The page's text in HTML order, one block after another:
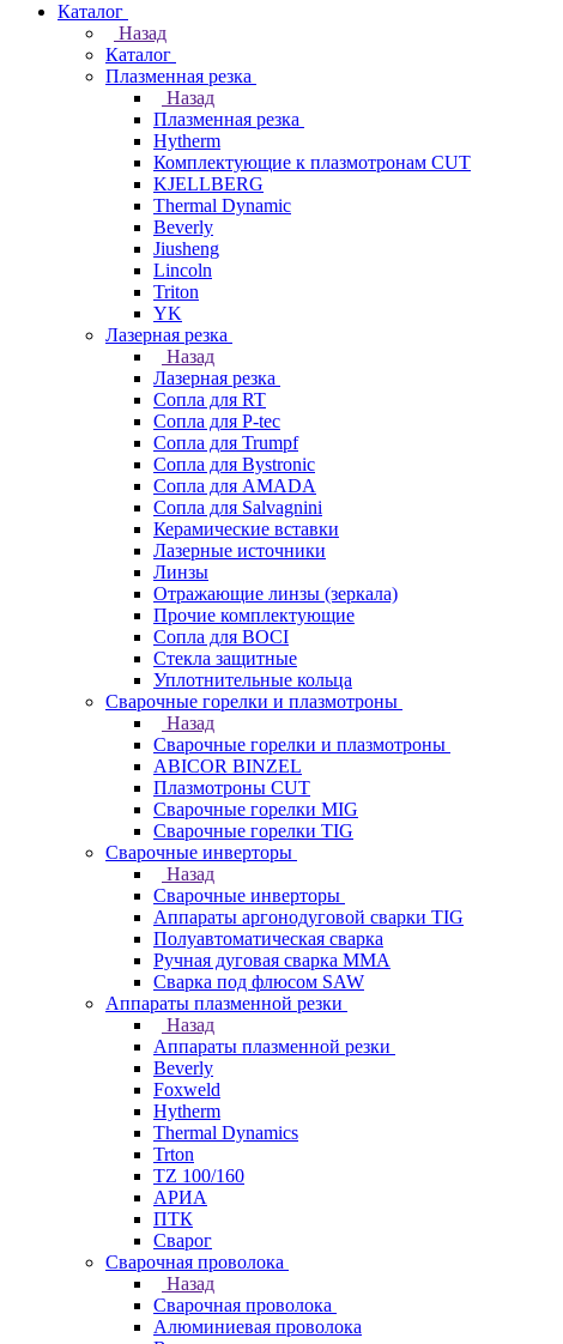
Каталог
Назад
Каталог
Плазменная резка
Назад
Плазменная резка
Hytherm
Комплектующие к плазмотронам CUT
KJELLBERG
Thermal Dynamic
Beverly
Jiusheng
Lincoln
Triton
YK
Лазерная резка
Назад
Лазерная резка
Сопла для RT
Сопла для P-tec
Сопла для Trumpf
Сопла для Bystronic
Сопла для AMADA
Сопла для Salvagnini
Керамические вставки
Лазерные источники
Линзы
Отражающие линзы (зеркала)
Прочие комплектующие
Сопла для BOCI
Стекла защитные
Уплотнительные кольца
Сварочные горелки и плазмотроны
Назад
Сварочные горелки и плазмотроны
ABICOR BINZEL
Плазмотроны CUT
Сварочные горелки MIG
Сварочные горелки TIG
Сварочные инверторы
Назад
Сварочные инверторы
Аппараты аргонодуговой сварки TIG
Полуавтоматическая сварка
Ручная дуговая сварка MMA
Сварка под флюсом SAW
Аппараты плазменной резки
Назад
Аппараты плазменной резки
Beverly
Foxweld
Hytherm
Thermal Dynamics
Trton
TZ 100/160
АРИА
ПТК
Сварог
Сварочная проволока
Назад
Сварочная проволока
Алюминиевая проволока